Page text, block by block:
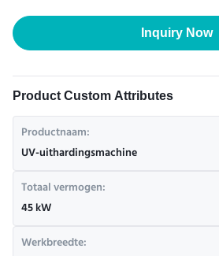
Inquiry Now
Product Custom Attributes
Productnaam:
UV-uithardingsmachine
Totaal vermogen:
45 kW
Werkbreedte: